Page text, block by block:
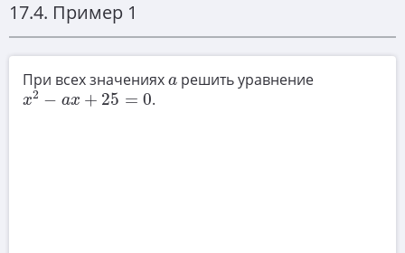
Введение
2
Линейные уравнения с параметром
17.4. Пример 1
При всех значениях a
a решить уравнение
x2 − ax + 25 = 0
x2− ax+25=0 .